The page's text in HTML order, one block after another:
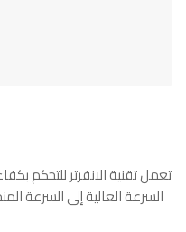
تعمل تقنية الانفرتر للتحكم
السرعة العالية إلى السرعة